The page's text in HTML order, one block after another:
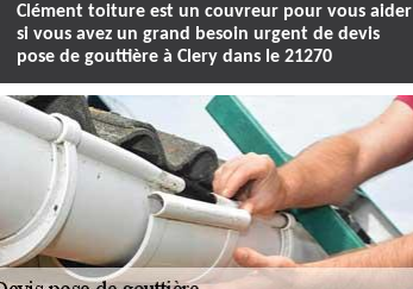
Clément toiture est un couvreur pour vous aider
si vous avez un grand besoin urgent de devis
pose de gouttière à Clery dans le 21270